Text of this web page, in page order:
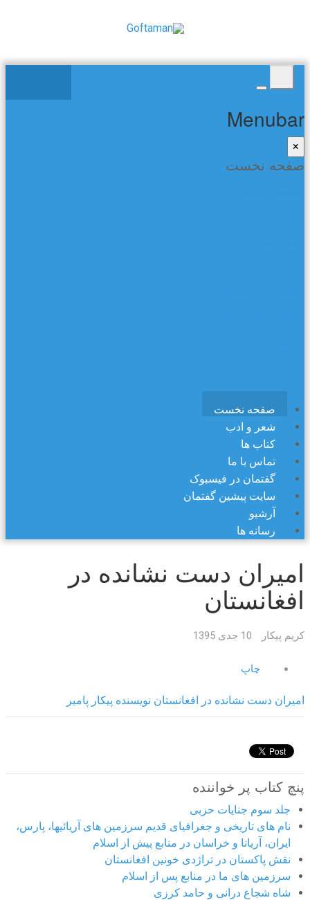
Menubar
×
صفحه نخست
صفحه نخست
شعر و ادب
کتاب ها
تماس با ما
گفتمان در فیسبوک
سایت پیشین گفتمان
آرشیو
رسانه ها
امیران دست نشانده در
افغانستان
کریم پیکار 10 جدی 1395
چاپ
امیران دست نشانده در افغانستان نویسنده پیکار پامیر
پنچ کتاب پر خواننده
جلد سوم جنایات حزبی
نام های تاریخی و جغرافیای قدیم سرزمین های آریائیها، پارس،
ایران، آریانا و خراسان در منابع پیش از اسلام
نقش پاکستان در تراژدی خونین افغانستان
سرزمین های ما در منابع پس از اسلام
شاه شجاع درانی و حامد کرزی